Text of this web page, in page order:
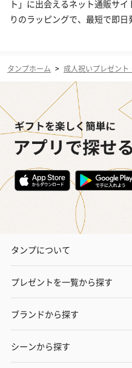
ト」に出会えるネット通販サ
りのラッピングで、最短で即日
タンプホーム > 成人祝いプレゼント
タンプについて
プレゼントを一覧から探す
ブランドから探す
シーンから探す